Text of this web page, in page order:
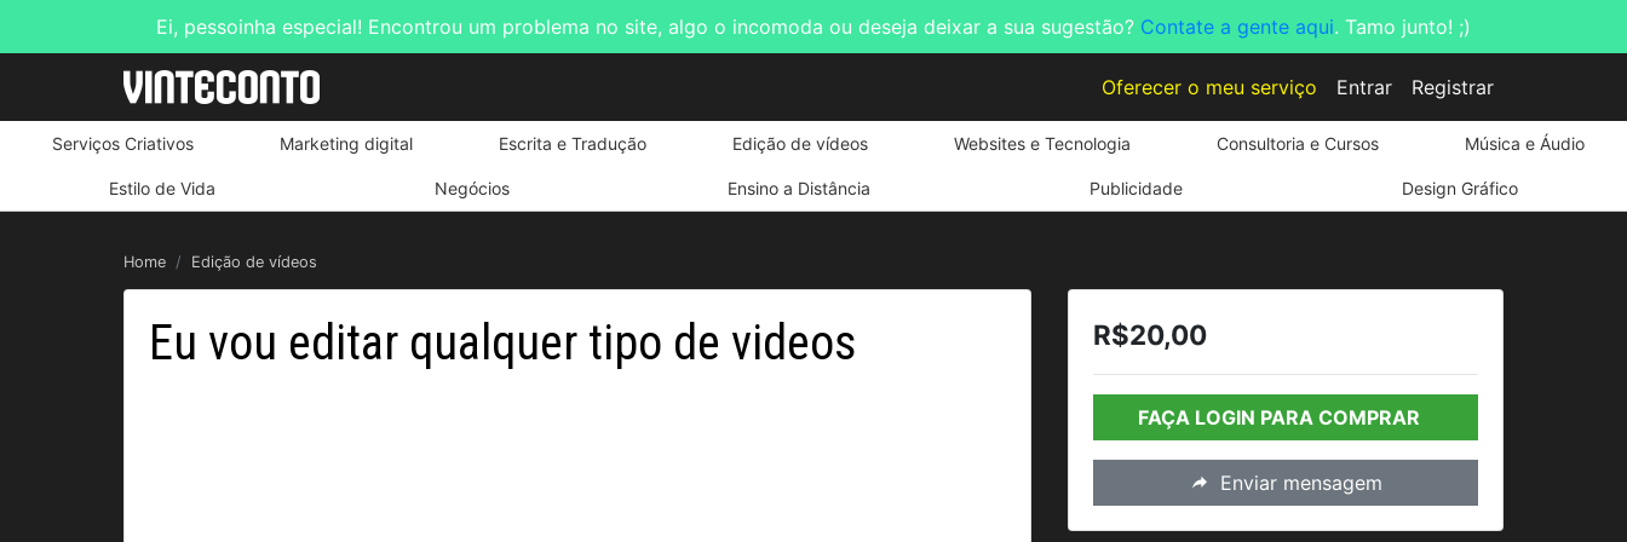
Ei, pessoinha especial! Encontrou um problema no site, algo o incomoda ou deseja deixar a sua sugestão? Contate a gente aqui. Tamo junto! ;)
Oferecer o meu serviço Entrar Registrar
Serviços Criativos Marketing digital Escrita e Tradução Edição de vídeos Websites e Tecnologia Consultoria e Cursos Música e Áudio
Estilo de Vida Negócios Ensino a Distância Publicidade Design Gráfico
Home Edição de vídeos
Eu vou editar qualquer tipo de videos R$20,00
FAÇA LOGIN PARA COMPRAR
Enviar mensagem